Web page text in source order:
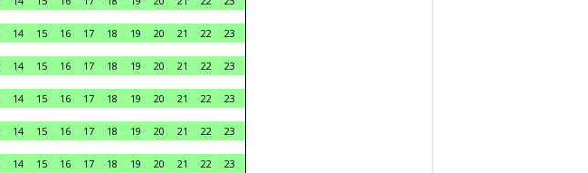
14 15 16 17 18 19 20 21 22
23
14 15 16 17 18 19 20 21 22
23
14 15 16 17 18 19 20 21 22
23
14 15 16 17 18 19 20 21 22
23
14 15 16 17 18 19 20 21 22
23